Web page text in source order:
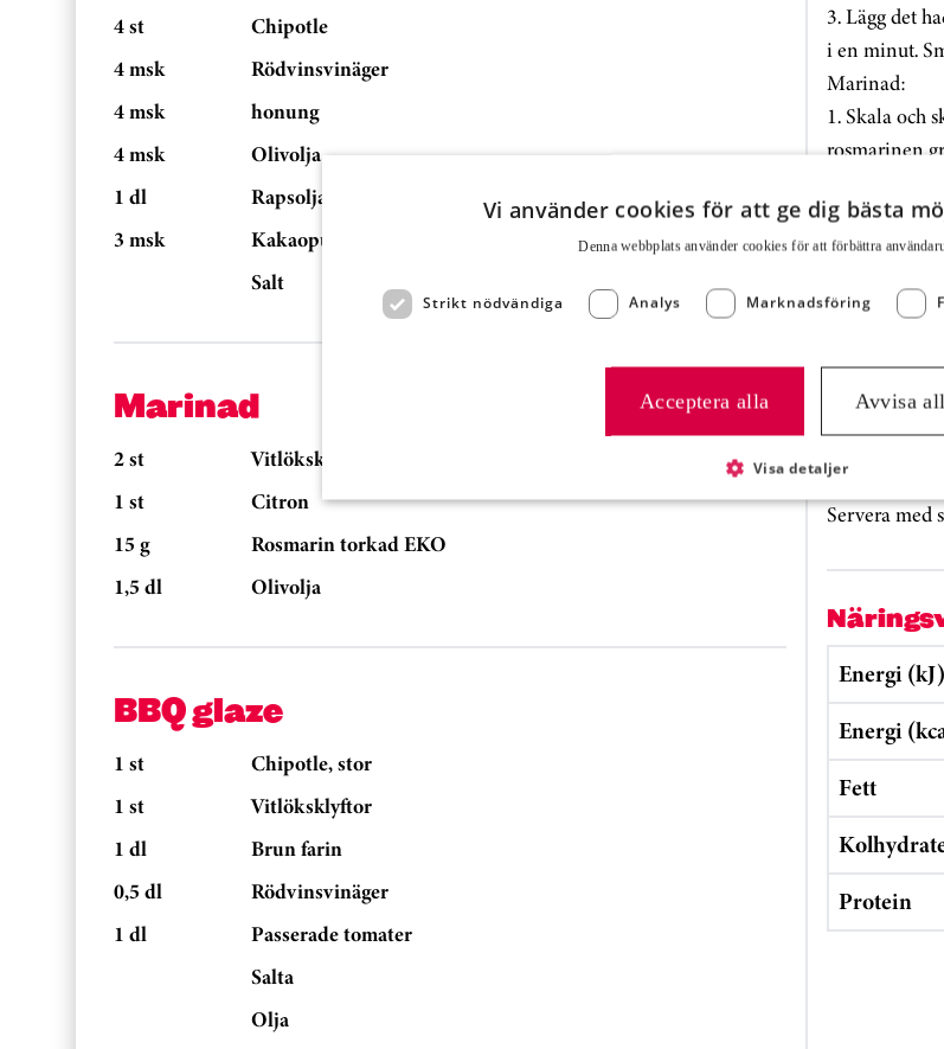
4 st
Chipotle
4 msk
Rödvinsvinäger
4 msk
honung
4 msk
Olivolja
1 dl
Rapsolja
3 msk
Kakaopulver
Salt
Marinad
2 st
Vitlöksklyftor
1 st
Citron
15 g
Rosmarin torkad EKO
1,5 dl
Olivolja
BBQ glaze
1 st
Chipotle, stor
1 st
Vitlöksklyftor
1 dl
Brun farin
0,5 dl
Rödvinsvinäger
1 dl
Passerade tomater
Salta
Olja
3. Lägg det
i en minut.
Marinad:
1. Skala och
rosmarinen
2. Blanda
3. Låt köttet
BBQ glaze:
1. Hacka
2. Lägg ner
3. Häll ner
4. Häll upp
Väljer man
grillade eller
Servera med
Energi (kJ)
Energi
Fett
Protein
Vi använder cookies för att ge dig bästa
Denna webbplats använder cookies för att för­bättra
Strikt nödvändiga Analys Marknadsföring
Acceptera alla Avvisa
Visa detaljer